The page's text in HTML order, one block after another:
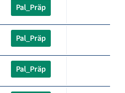
Pal_Präp
Pal_Präp
Pal_Präp